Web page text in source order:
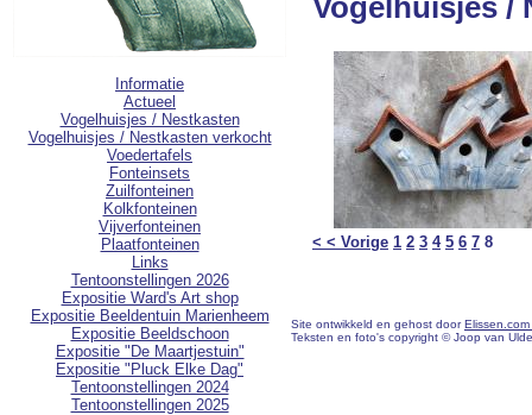
Informatie
Actueel
Vogelhuisjes / Nestkasten
Vogelhuisjes / Nestkasten verkocht
Voedertafels
Fonteinsets
Zuilfonteinen
Kolkfonteinen
Vijverfonteinen
Plaatfonteinen
Links
Tentoonstellingen 2026
Expositie Ward's Art shop
Expositie Beeldentuin Marienheem
Expositie Beeldschoon
Expositie "De Maartjestuin"
Expositie "Pluck Elke Dag"
Tentoonstellingen 2024
Tentoonstellingen 2025
Vogelhuisjes /
< < Vorige 1 2 3 4 5 6 7 8
Site ontwikkeld en gehost door
Teksten en foto's copyright © Joop van